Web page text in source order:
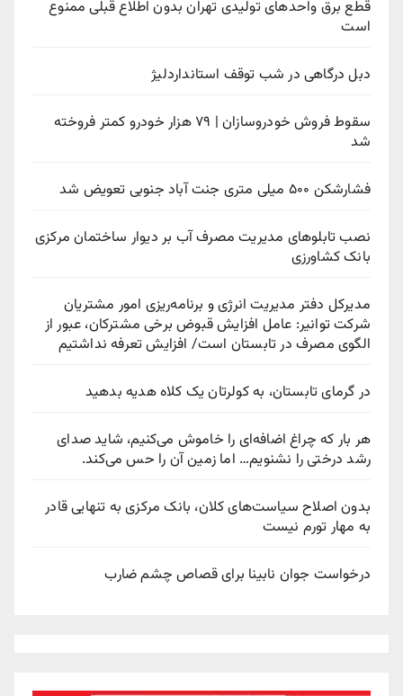
قطع برق واحدهای تولیدی تهران بدون اطلاع قبلی ممنوع
است
دبل درگاهی در شب توقف استانداردلیژ
سقوط فروش خودروسازان | ۷۹ هزار خودرو کمتر فروخته
شد
فشارشکن ۵۰۰ میلی متری جنت آباد جنوبی تعویض شد
نصب تابلوهای مدیریت مصرف آب بر دیوار ساختمان مرکزی
بانک کشاورزی
مدیرکل دفتر مدیریت انرژی و برنامه‌ریزی امور مشتریان
شرکت توانیر: عامل افزایش قبوض برخی مشترکان، عبور از
الگوی مصرف در تابستان است/ افزایش تعرفه نداشتیم
در گرمای تابستان، به کولرتان یک کلاه هدیه بدهید
هر بار که چراغ اضافه‌ای را خاموش می‌کنیم، شاید صدای
رشد درختی را نشنویم… اما زمین آن را حس می‌کند.
بدون اصلاح سیاست‌های کلان، بانک مرکزی به تنهایی قادر
به مهار تورم نیست
درخواست جوان نابینا برای قصاص چشم ضارب